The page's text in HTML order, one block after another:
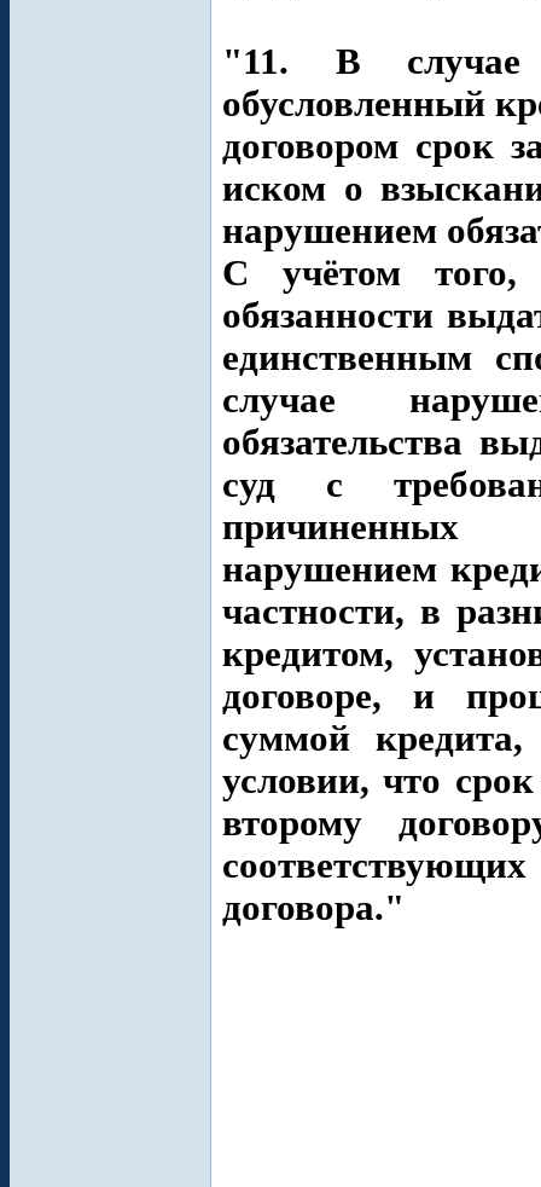
"11. В
обусловленный
договором срок
иском о
нарушением
С учётом того,
обязанности
единственным
случае
обязательства
суд с
причиненных
нарушением
частности, в
кредитом,
договоре, и
суммой
условии, что
второму
договора."